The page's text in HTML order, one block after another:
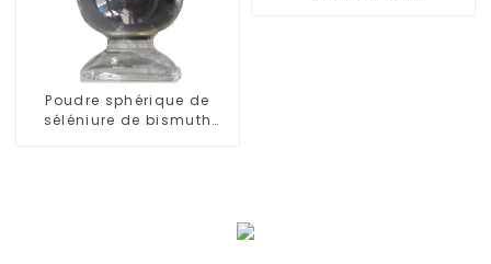
Poudre sphérique de
séléniure de bismuth